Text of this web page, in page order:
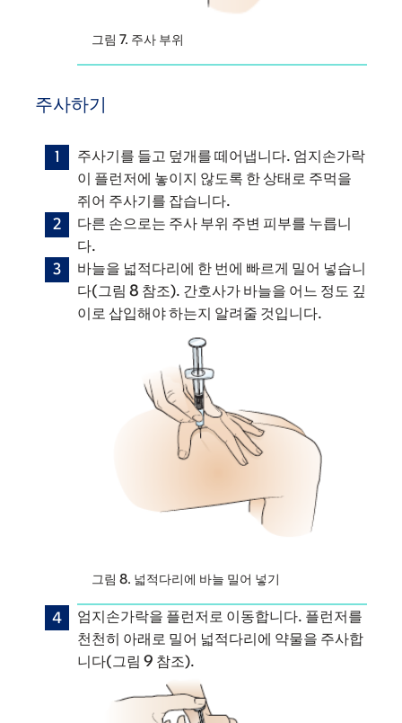
그림 7. 주사 부위
주사하기
주사기를 들고 덮개를 떼어냅니다. 엄지손가락
이 플런저에 놓이지 않도록 한 상태로 주먹을
쥐어 주사기를 잡습니다.
다른 손으로는 주사 부위 주변 피부를 누릅니
다.
바늘을 넓적다리에 한 번에 빠르게 밀어 넣습니
다(그림 8 참조). 간호사가 바늘을 어느 정도 깊
이로 삽입해야 하는지 알려줄 것입니다.
그림 8. 넓적다리에 바늘 밀어 넣기
엄지손가락을 플런저로 이동합니다. 플런저를
천천히 아래로 밀어 넓적다리에 약물을 주사합
니다(그림 9 참조).